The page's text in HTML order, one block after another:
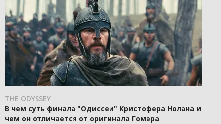
THE ODYSSEY
В чем суть финала "Одиссеи" Кристофера Нолана и
чем он отличается от оригинала Гомера